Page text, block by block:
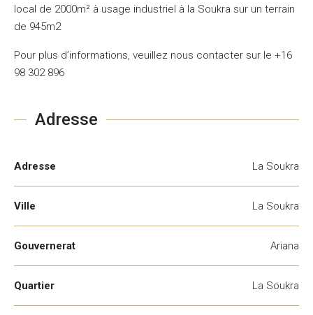
local de 2000m² à usage industriel à la Soukra sur un terrain
de 945m2
Pour plus d’informations, veuillez nous contacter sur le +16
98 302 896
Adresse
Adresse La Soukra
Ville La Soukra
Gouvernerat Ariana
Quartier La Soukra